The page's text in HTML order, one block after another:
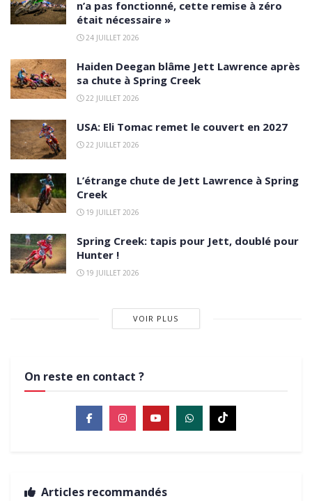
n’a pas fonctionné, cette remise à zéro
était nécessaire »
24 JUILLET 2026
Haiden Deegan blâme Jett Lawrence après
sa chute à Spring Creek
22 JUILLET 2026
USA: Eli Tomac remet le couvert en 2027
22 JUILLET 2026
L’étrange chute de Jett Lawrence à Spring
Creek
19 JUILLET 2026
Spring Creek: tapis pour Jett, doublé pour
Hunter !
19 JUILLET 2026
VOIR PLUS
On reste en contact ?
Articles recommandés